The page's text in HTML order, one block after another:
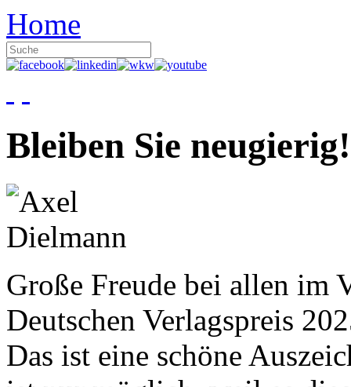
Home
Bleiben Sie neugierig!
Große Freude bei allen im
Deutschen Verlagspreis
Das ist eine schöne